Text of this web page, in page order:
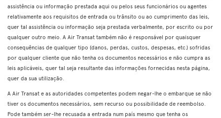
assistência ou informação prestada aqui ou pelos seus funcionários ou agentes
relativamente aos requisitos de entrada ou trânsito ou ao cumprimento das leis,
quer tal assistência ou informação seja prestada verbalmente, por escrito ou por
qualquer outro meio. A Air Transat também não é responsável por quaisquer
consequências de qualquer tipo (danos, perdas, custos, despesas, etc.) sofridas
por qualquer cliente que não tenha os documentos necessários e não cumpra as
leis aplicáveis, quer tal seja resultante das informações fornecidas nesta página,
quer da sua utilização.
A Air Transat e as autoridades competentes podem negar-lhe o embarque se não
tiver os documentos necessários, sem recurso ou possibilidade de reembolso.
Pode também ser-lhe recusada a entrada num país mesmo que tenha os